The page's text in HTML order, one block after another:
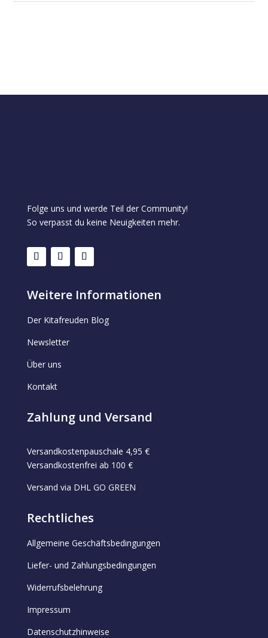
Folge uns und werde Teil der Community!
So verpasst du keine Neuigkeiten mehr.
Weitere Informationen
Der Kitafreuden Blog
Newsletter
Über uns
Kontakt
Zahlung und Versand
Versandkostenpauschale 4,95 €
Versandkostenfrei ab 100 €
Versand via DHL GO GREEN
Rechtliches
Allgemeine Geschäftsbedingungen
Liefer- und Zahlungsbedingungen
Widerrufsbelehrung
Impressum
Datenschutzhinweise